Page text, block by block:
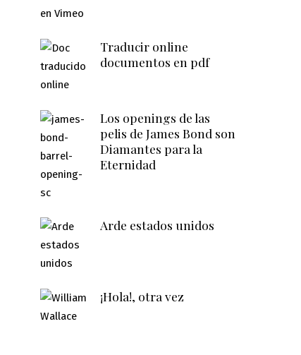
Traducir online
documentos en pdf
Los openings de las
pelis de James Bond son
Diamantes para la
Eternidad
Arde estados unidos
¡Hola!, otra vez